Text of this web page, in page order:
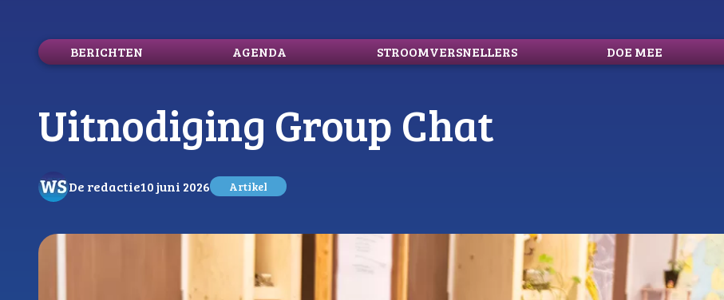
logo
BERICHTEN AGENDA STROOMVERSNELLERS DOE MEE
Uitnodiging Group Chat
De redactie10 juni 2026 Artikel